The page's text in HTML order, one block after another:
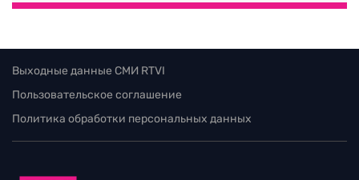
Выходные данные СМИ RTVI
Пользовательское соглашение
Политика обработки персональных данных